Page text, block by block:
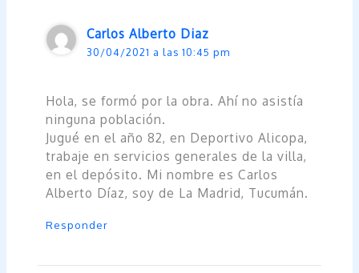
Carlos Alberto Diaz
30/04/2021 a las 10:45 pm
Hola, se formó por la obra. Ahí no asistía
ninguna población.
Jugué en el año 82, en Deportivo Alicopa,
trabaje en servicios generales de la villa,
en el depósito. Mi nombre es Carlos
Alberto Díaz, soy de La Madrid, Tucumán.
Responder